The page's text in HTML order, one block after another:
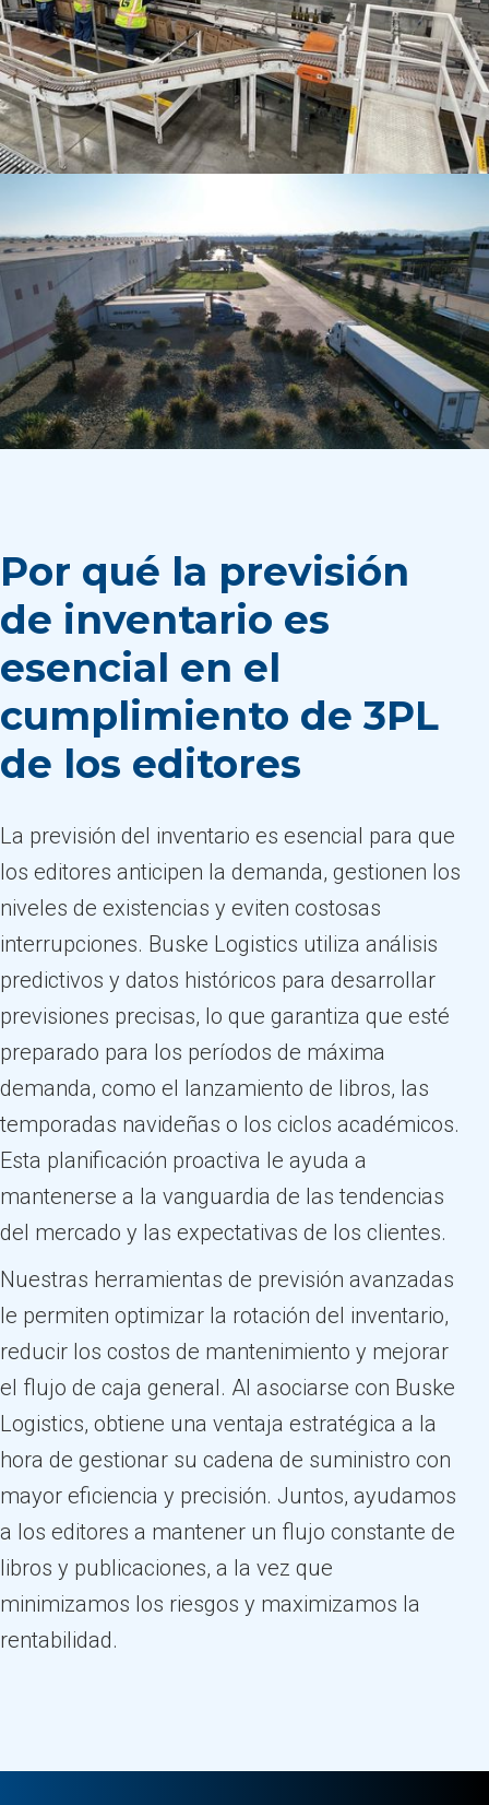
Por qué la previsión
de inventario es
esencial en el
cumplimiento de 3PL
de los editores
La previsión del inventario es esencial para que
los editores anticipen la demanda, gestionen los
niveles de existencias y eviten costosas
interrupciones. Buske Logistics utiliza análisis
predictivos y datos históricos para desarrollar
previsiones precisas, lo que garantiza que esté
preparado para los períodos de máxima
demanda, como el lanzamiento de libros, las
temporadas navideñas o los ciclos académicos.
Esta planificación proactiva le ayuda a
mantenerse a la vanguardia de las tendencias
del mercado y las expectativas de los clientes.
Nuestras herramientas de previsión avanzadas
le permiten optimizar la rotación del inventario,
reducir los costos de mantenimiento y mejorar
el flujo de caja general. Al asociarse con Buske
Logistics, obtiene una ventaja estratégica a la
hora de gestionar su cadena de suministro con
mayor eficiencia y precisión. Juntos, ayudamos
a los editores a mantener un flujo constante de
libros y publicaciones, a la vez que
minimizamos los riesgos y maximizamos la
rentabilidad.